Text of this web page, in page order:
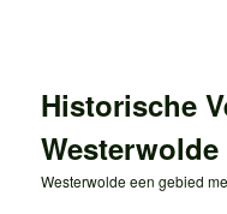
inhoudHistorische
Westerwolde
Westerwolde een gebied